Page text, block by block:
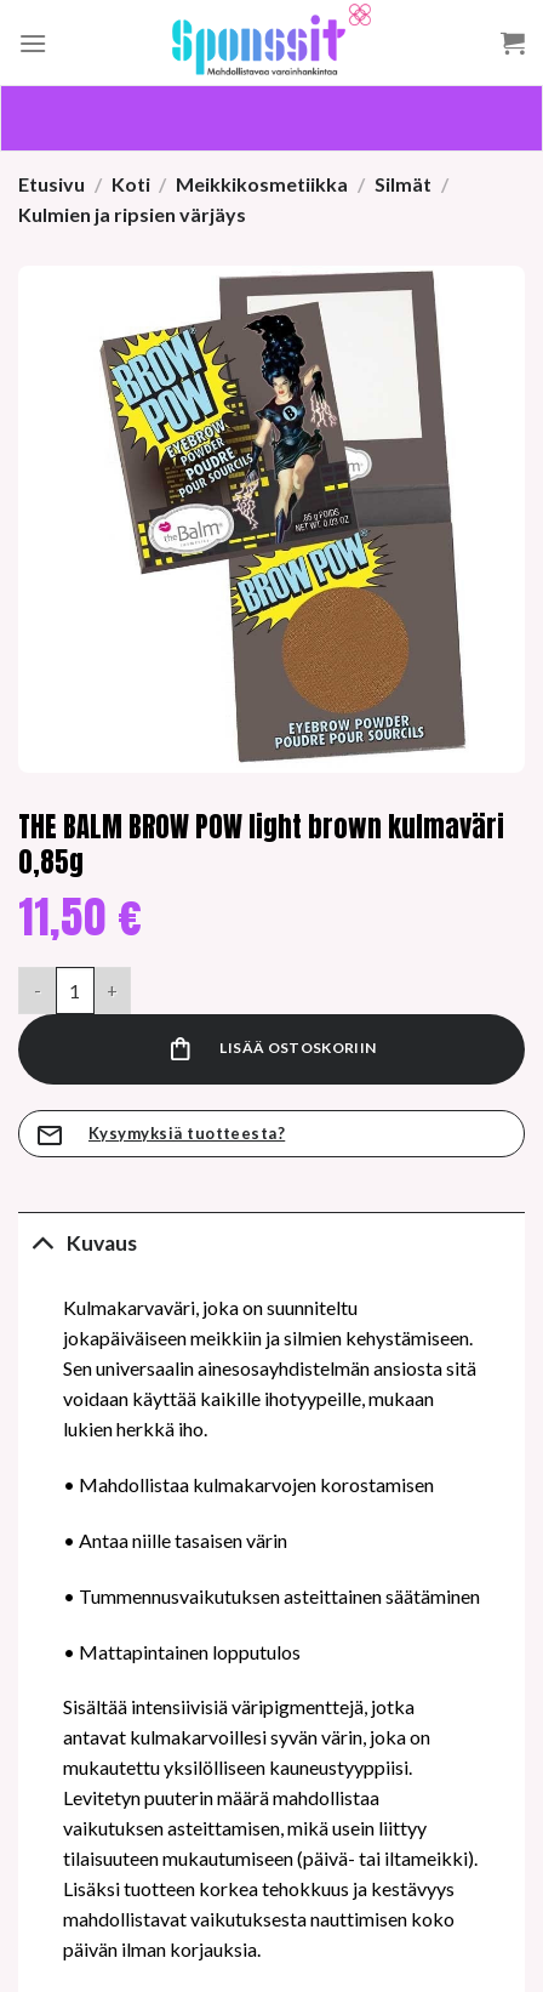
Etusivu / Koti / Meikkikosmetiikka / Silmät /
Kulmien ja ripsien värjäys
THE BALM BROW POW light brown kulmaväri
0,85g
11,50 €
LISÄÄ OSTOSKORIIN
Kysymyksiä tuotteesta?
Kuvaus
Kulmakarvaväri, joka on suunniteltu
jokapäiväiseen meikkiin ja silmien kehystämiseen.
Sen universaalin ainesosayhdistelmän ansiosta sitä
voidaan käyttää kaikille ihotyypeille, mukaan
lukien herkkä iho.
• Mahdollistaa kulmakarvojen korostamisen
• Antaa niille tasaisen värin
• Tummennusvaikutuksen asteittainen säätäminen
• Mattapintainen lopputulos
Sisältää intensiivisiä väripigmenttejä, jotka
antavat kulmakarvoillesi syvän värin, joka on
mukautettu yksilölliseen kauneustyyppiisi.
Levitetyn puuterin määrä mahdollistaa
vaikutuksen asteittamisen, mikä usein liittyy
tilaisuuteen mukautumiseen (päivä- tai iltameikki).
Lisäksi tuotteen korkea tehokkuus ja kestävyys
mahdollistavat vaikutuksesta nauttimisen koko
päivän ilman korjauksia.